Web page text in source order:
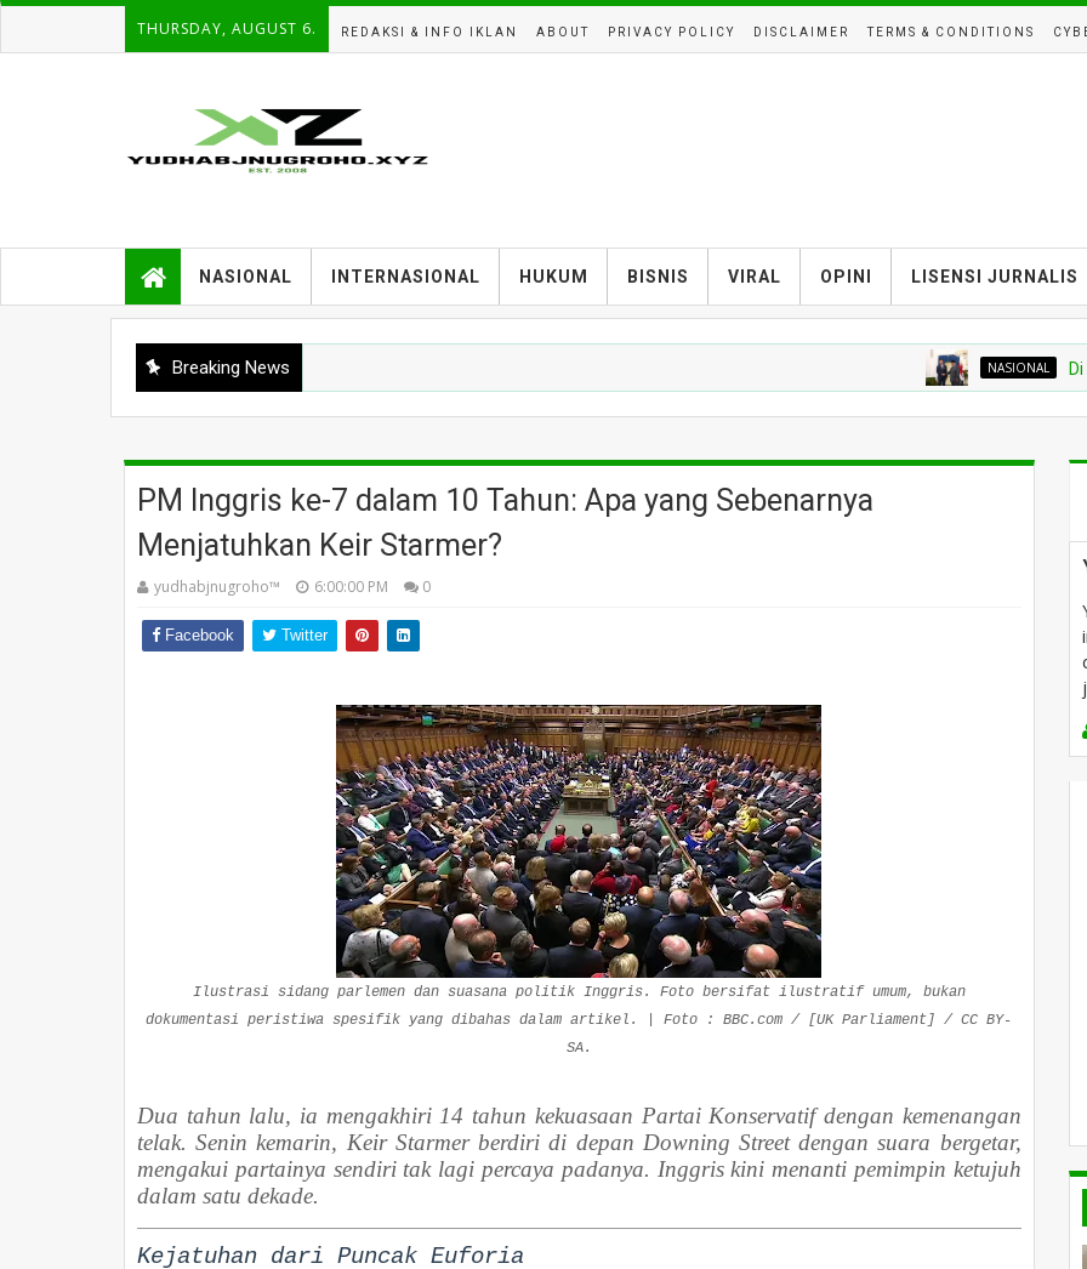
THURSDAY, AUGUST 6. REDAKSI & INFO IKLAN ABOUT PRIVACY POLICY DISCLAIMER TERMS & CONDITIONS
NASIONAL INTERNASIONAL HUKUM BISNIS VIRAL OPINI LISENSI JURNALIS
Breaking News NASIONAL Di Balik
PM Inggris ke-7 dalam 10 Tahun: Apa yang Sebenarnya
Menjatuhkan Keir Starmer?
yudhabjnugroho™️ 6:00:00 PM 0
Facebook Twitter
Ilustrasi sidang parlemen dan suasana politik Inggris. Foto bersifat ilustratif umum, bukan
dokumentasi peristiwa spesifik yang dibahas dalam artikel. | Foto : BBC.com / [UK Parliament] / CC BY-
SA.
Dua tahun lalu, ia mengakhiri 14 tahun kekuasaan Partai Konservatif dengan kemenangan
telak. Senin kemarin, Keir Starmer berdiri di depan Downing Street dengan suara bergetar,
mengakui partainya sendiri tak lagi percaya padanya. Inggris kini menanti pemimpin ketujuh
dalam satu dekade.
Kejatuhan dari Puncak Euforia